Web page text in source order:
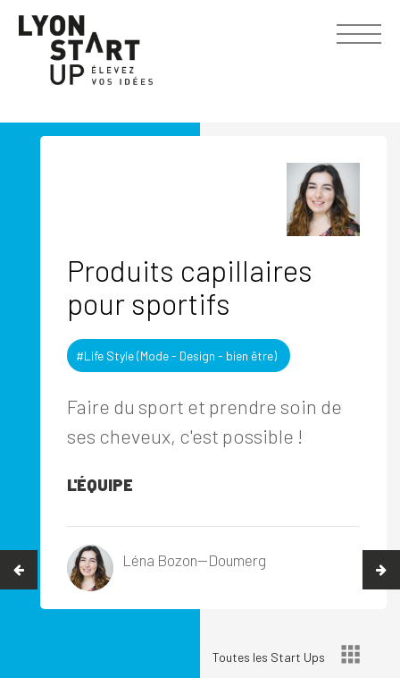
Produits capillaires
pour sportifs
#Life Style (Mode - Design - bien être)
Faire du sport et prendre soin de
ses cheveux, c'est possible !
L'ÉQUIPE
Léna Bozon--Doumerg
Toutes les Start Ups